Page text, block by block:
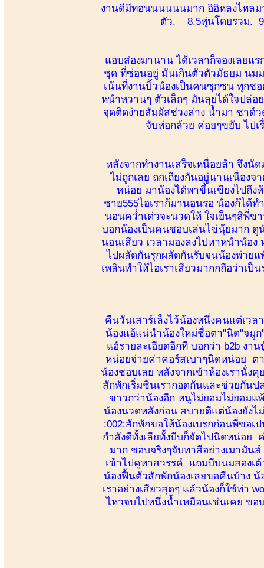
งานดีมีทอนนนนนนมาก อิอิหลงไหล
ตัว. 8.5หุ่นโดยรวม. 9
แอบส่องมานาน ได้เวลาก็จองเลยแ
ชุด ที่ซ่อนอยู่ มันเกินตัวตัวมัธยม นม
เน้นที่งานบิ้วน้องเป็นคนซุกซน ทุกซ
หน้าหวานๆ ตัวเล็กๆ มันลุยได้ใจปล่อ
จุดติดง่ายสัมผัสช่วงล่าง น้ำมา ซาด์ว
จับห่อกล้วย ค่อยๆขยับ ไป
หลังจากทำงานเสร็จเหนื่อยล้า จึงนั
ไม่ถูกเลย ถกเถียงกันอยู่นานเนื่อง
หน่อย มาน้องได้พาขึ้นเขียงไปถึง
ชาย555ไอเราก้มานอนรอ น้องก้ได้ท
นอนคว่ำเด่วจะนวดให้ ใจเย็นๆสิพี่ข
บอกน้องเป็นคนชอบเล่นไข่นุ้ยมาก ดูน้
นอนเสียว เวลามองลงไปหาหน้าน้อง
ไปผลัดกันรุกผลัดกันรับจนน้องพ่าย
เพลินทำให้ไอเราเสียวมากกถือว่าเ
คืนวันเสาร์เล็งไว้น้องหนึ่งคนแต่เว
น้องแอ้แน่นำน้องใหม่ชื่อตา"นิด"จมู
แอ้รายละเอียดอีกที บอกว่า b2b ง
หน่อยจ่ายค่าคอร์สเบาๆนิดหน่อย ต
น้องชอบเลย หลังจากเข้าห้องเรานั่
สักพักเริ่มชินเรากอดกันและช่วยกันป
ขาวกว่าน้องอีก หนูไม่ยอมไม่ยอมแ
น้องนวดหลังก่อน สบายดีแต่น้องยังไ
:002:สักพักขอให้น้องเบรกก่อนพี่ขอเ
กำลังดีทั้งเลียทั้งบีบก็จัดไปนิดหน่อย
มาก ชอบจริงๆจับทาสีอย่างเมามัน
เข้าไปคูหาสวรรค์ แถมบีบนมสองเ
น้องฟื้นตัวสักพักน้องเลยขอคืนบ้าง น้
เราอย่างเสียวสุดๆ แล้วน้องก็ใช้ท่า
ไหวจบไปหนึ่งน้ำเหมือนเช่นเคย ข